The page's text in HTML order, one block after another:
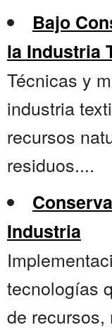
Bajo
la Industria
Técnicas y
industria
recursos
residuos....
Industria
tecnologías
de